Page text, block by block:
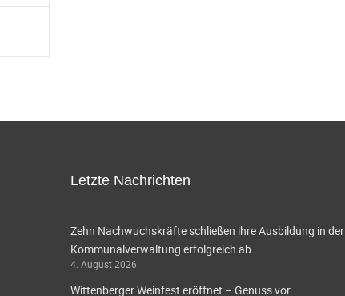
Letzte Nachrichten
Zehn Nachwuchskräfte schließen ihre Ausbildung in der
Kommunalverwaltung erfolgreich ab
4. August 2026
Wittenberger Weinfest eröffnet – Genuss vor